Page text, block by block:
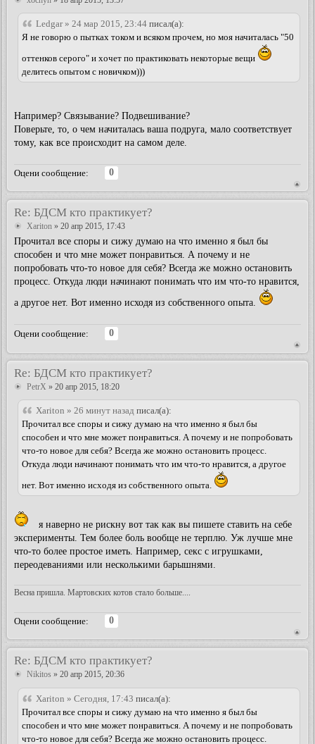
Ledgar » 24 мар 2015, 23:44 писал(а):
Я не говорю о пытках током и всяком прочем, но моя начиталась "50
оттенков серого" и хочет по практиковать некоторые вещи
делитесь опытом с новичком)))
Например? Связывание? Подвешивание?
Поверьте, то, о чем начиталась ваша подруга, мало соответствует
тому, как все происходит на самом деле.
Оцени сообщение:
0
Re: БДСМ кто практикует?
Xariton » 20 апр 2015, 17:43
Прочитал все споры и сижу думаю на что именно я был бы
способен и что мне может понравиться. А почему и не
попробовать что-то новое для себя? Всегда же можно остановить
процесс. Откуда люди начинают понимать что им что-то нравится,
а другое нет. Вот именно исходя из собственного опыта.
Оцени сообщение:
0
Re: БДСМ кто практикует?
PetrX » 20 апр 2015, 18:20
Xariton » 26 минут назад писал(а):
Прочитал все споры и сижу думаю на что именно я был бы
способен и что мне может понравиться. А почему и не попробовать
что-то новое для себя? Всегда же можно остановить процесс.
Откуда люди начинают понимать что им что-то нравится, а другое
нет. Вот именно исходя из собственного опыта.
я наверно не рискну вот так как вы пишете ставить на себе
эксперименты. Тем более боль вообще не терплю. Уж лучше мне
что-то более простое иметь. Например, секс с игрушками,
переодеваниями или несколькими барышнями.
Весна пришла. Мартовских котов стало больше....
Оцени сообщение:
0
Re: БДСМ кто практикует?
Nikitos » 20 апр 2015, 20:36
Xariton » Сегодня, 17:43 писал(а):
Прочитал все споры и сижу думаю на что именно я был бы
способен и что мне может понравиться. А почему и не попробовать
что-то новое для себя? Всегда же можно остановить процесс.